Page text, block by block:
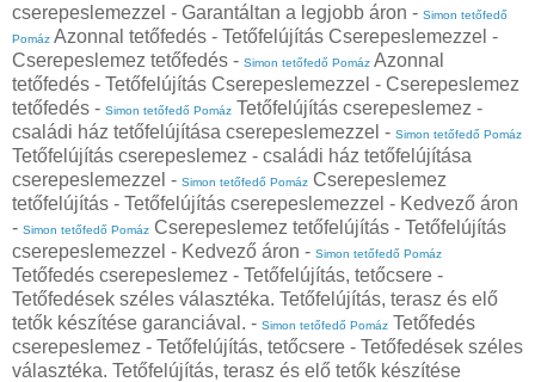
cserepeslemezzel - Garantáltan a legjobb áron - Simon tetőfedő
Pomáz Azonnal tetőfedés - Tetőfelújítás Cserepeslemezzel -
Cserepeslemez tetőfedés - Simon tetőfedő Pomáz Azonnal
tetőfedés - Tetőfelújítás Cserepeslemezzel - Cserepeslemez
tetőfedés - Simon tetőfedő Pomáz Tetőfelújítás cserepeslemez -
családi ház tetőfelújítása cserepeslemezzel - Simon tetőfedő Pomáz
Tetőfelújítás cserepeslemez - családi ház tetőfelújítása
cserepeslemezzel - Simon tetőfedő Pomáz Cserepeslemez
tetőfelújítás - Tetőfelújítás cserepeslemezzel - Kedvező áron
- Simon tetőfedő Pomáz Cserepeslemez tetőfelújítás - Tetőfelújítás
cserepeslemezzel - Kedvező áron - Simon tetőfedő Pomáz
Tetőfedés cserepeslemez - Tetőfelújítás, tetőcsere -
Tetőfedések széles választéka. Tetőfelújítás, terasz és elő
tetők készítése garanciával. - Simon tetőfedő Pomáz Tetőfedés
cserepeslemez - Tetőfelújítás, tetőcsere - Tetőfedések széles
választéka. Tetőfelújítás, terasz és elő tetők készítése